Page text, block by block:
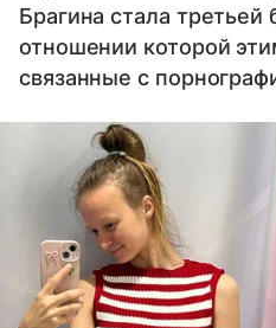
Брагина стала третьей
отношении которой
связанные с